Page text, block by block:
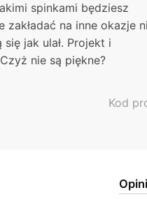
spinkami będziesz
na inne okazje
jak ulał. Projekt i
nie są piękne?
Kod